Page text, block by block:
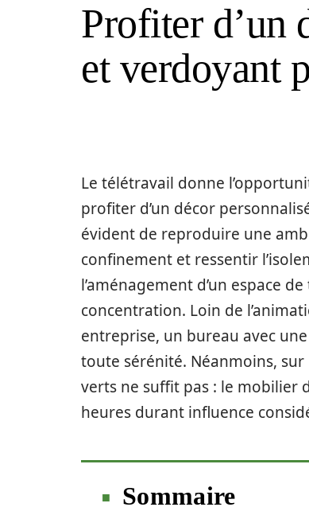
Profiter d’un
et verdoyant
Le télétravail donne
profiter d’un décor
évident de reproduire une
confinement et ressentir
l’aménagement d’un espace
concentration. Loin de
entreprise, un bureau avec
toute sérénité. Néanmoins,
verts ne suffit pas : le mobilier
heures durant influence
Sommaire